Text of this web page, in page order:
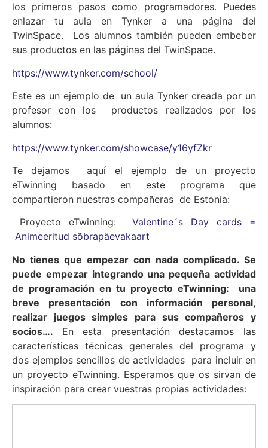
los primeros pasos como programadores. Puedes
enlazar tu aula en Tynker a una página del
TwinSpace. Los alumnos también pueden embeber
sus productos en las páginas del TwinSpace.
https://www.tynker.com/school/
Este es un ejemplo de un aula Tynker creada por un
profesor con los productos realizados por los
alumnos:
https://www.tynker.com/showcase/y16yfZkr
Te dejamos aquí el ejemplo de un proyecto
eTwinning basado en este programa que
compartieron nuestras compañeras de Estonia:
Proyecto eTwinning: Valentine´s Day cards =
Animeeritud sõbrapäevakaart
No tienes que empezar con nada complicado. Se
puede empezar integrando una pequeña actividad
de programación en tu proyecto eTwinning: una
breve presentación con información personal,
realizar juegos simples para sus compañeros y
socios…. En esta presentación destacamos las
características técnicas generales del programa y
dos ejemplos sencillos de actividades para incluir en
un proyecto eTwinning. Esperamos que os sirvan de
inspiración para crear vuestras propias actividades: